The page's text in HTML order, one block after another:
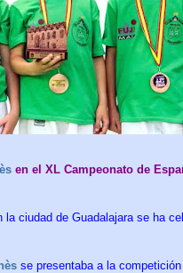
en el XL Campeonato de
ciudad de Guadalajara se ha
se presentaba a la